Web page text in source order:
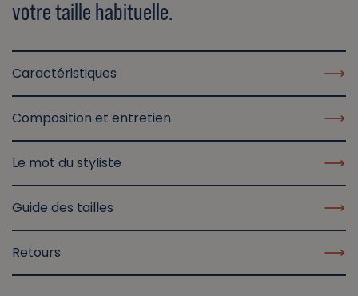
votre taille habituelle.
Caractéristiques
Composition et entretien
Le mot du styliste
Guide des tailles
Retours